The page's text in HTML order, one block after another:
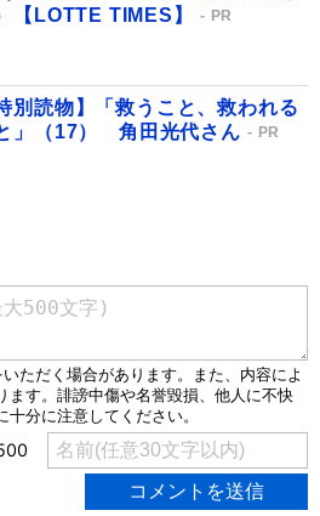
【LOTTE TIMES】
PR
別読物】「救うこと、救われる
」（17） 角田光代さん
PR